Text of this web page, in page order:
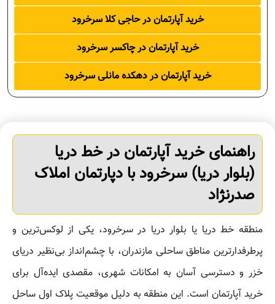
خرید آپارتمان در حاجی کلا سرخرود
خرید آپارتمان در چاکسر سرخرود
خرید آپارتمان در دهکده مانلی سرخرود
راهنمای خرید آپارتمان در خط دریا
(بلوار دریا) سرخرود با دپارتمان املاک
صدرنژاد
منطقه خط دریا یا بلوار دریا در سرخرود، یکی از لوکس‌ترین و
پرطرفدارترین مناطق ساحلی مازندران، با چشم‌انداز بی‌نظیر دریای
خزر و دسترسی آسان به امکانات شهری، مقصدی ایده‌آل برای
خرید آپارتمان است. این منطقه به دلیل موقعیت پلاک اول ساحل